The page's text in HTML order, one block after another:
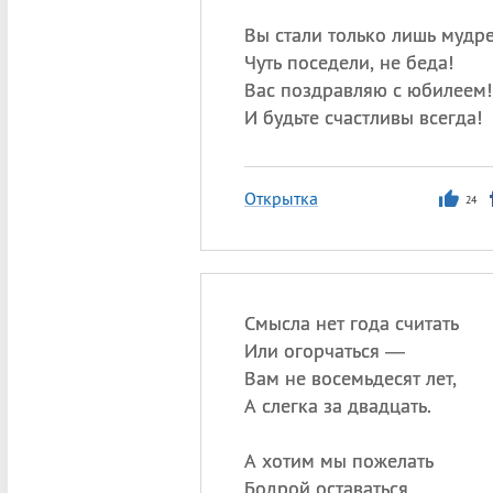
Вы стали только лишь
Чуть поседели, не беда!
Вас поздравляю с юбилеем!
И будьте счастливы всегда!
Открытка 24
Смысла нет года считать
Или огорчаться —
Вам не восемьдесят лет,
А слегка за двадцать.
А хотим мы пожелать